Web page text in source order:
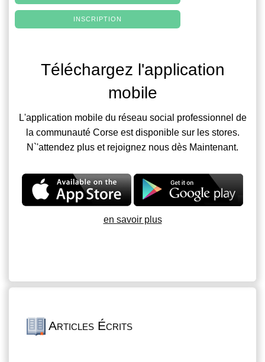
INSCRIPTION
Téléchargez l'application
mobile
L'application mobile du réseau social professionnel de
la communauté Corse est disponible sur les stores.
N`'attendez plus et rejoignez nous dès Maintenant.
en savoir plus
Articles Écrits